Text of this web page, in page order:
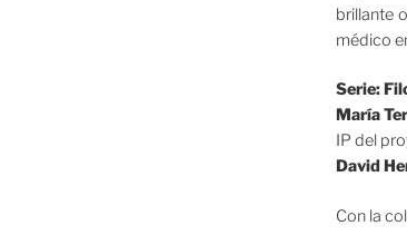
brillante
médico
Serie:
María
IP del
David
Con la